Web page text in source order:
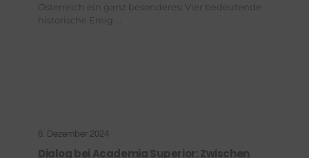
Österreich ein ganz besonderes: Vier bedeutende
historische Ereig ...
6. Dezember 2024
Dialog bei Academia Superior: Zwischen